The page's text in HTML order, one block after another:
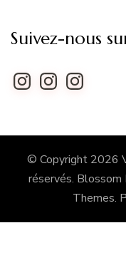
Suivez-nous
Instagram
InstagramInstagram
© Copyright 2026
réservés. Blossom
Themes.